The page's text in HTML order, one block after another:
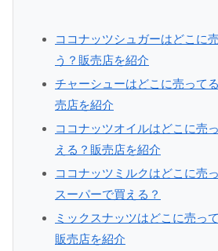
ココナッツシュガーはどこに
う？販売店を紹介
チャーシューはどこに売って
売店を紹介
ココナッツオイルはどこに売
える？販売店を紹介
ココナッツミルクはどこに売
スーパーで買える？
ミックスナッツはどこに売っ
販売店を紹介